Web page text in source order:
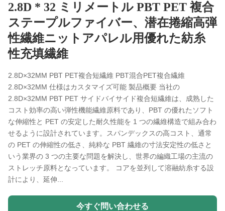
2.8D * 32 ミリメートル PBT PET 複合
ステープルファイバー、潜在捲縮高弾
性繊維ニットアパレル用優れた紡糸
性充填繊維
2.8D×32MM PBT PET複合短繊維 PBT混合PET複合繊維
2.8D×32MM 仕様はカスタマイズ可能 製品概要 当社の
2.8D×32MM PBT PET サイドバイサイド複合短繊維は、成熟した
コスト効率の高い弾性機能繊維原料であり、PBT の優れたソフト
な伸縮性と PET の安定した耐久性能を 1 つの繊維構造で組み合わ
せるように設計されています。スパンデックスの高コスト、通常
の PET の伸縮性の低さ、純粋な PBT 繊維の寸法安定性の低さと
いう業界の 3 つの主要な問題を解決し、世界の編織工場の主流の
ストレッチ原料となっています。 コアを並列して溶融紡糸する設
計により、延伸...
今すぐ問い合わせる